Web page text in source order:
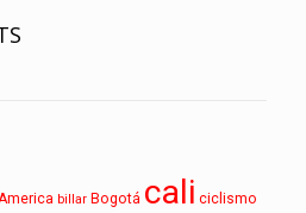
billar Bogotá cali ciclismo